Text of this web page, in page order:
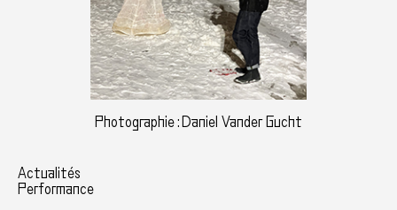
Photographie : Daniel Vander Gucht
Actualités
Performance